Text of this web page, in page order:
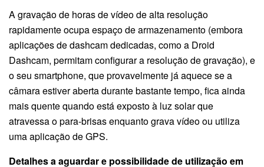
A gravação de horas de vídeo de alta resolução
rapidamente ocupa espaço de armazenamento (embora
aplicações de dashcam dedicadas, como a Droid
Dashcam, permitam configurar a resolução de gravação), e
o seu smartphone, que provavelmente já aquece se a
câmara estiver aberta durante bastante tempo, fica ainda
mais quente quando está exposto à luz solar que
atravessa o para-brisas enquanto grava vídeo ou utiliza
uma aplicação de GPS.
Detalhes a aguardar e possibilidade de utilização em